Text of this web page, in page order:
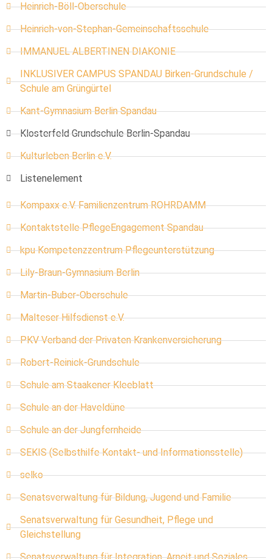
Heinrich-Böll-Oberschule
Heinrich-von-Stephan-Gemeinschaftsschule
IMMANUEL ALBERTINEN DIAKONIE
INKLUSIVER CAMPUS SPANDAU Birken-Grundschule /
Schule am Grüngürtel
Kant-Gymnasium Berlin Spandau
Klosterfeld Grundschule Berlin-Spandau
Kulturleben Berlin e.V.
Listenelement
Kompaxx e.V. Familienzentrum ROHRDAMM
Kontaktstelle PflegeEngagement Spandau
kpu Kompetenzzentrum Pflegeunterstützung
Lily-Braun-Gymnasium Berlin
Martin-Buber-Oberschule
Malteser Hilfsdienst e.V.
PKV Verband der Privaten Krankenversicherung
Robert-Reinick-Grundschule
Schule am Staakener Kleeblatt
Schule an der Haveldüne
Schule an der Jungfernheide
SEKIS (Selbsthilfe Kontakt- und Informationsstelle)
selko
Senatsverwaltung für Bildung, Jugend und Familie
Senatsverwaltung für Gesundheit, Pflege und
Gleichstellung